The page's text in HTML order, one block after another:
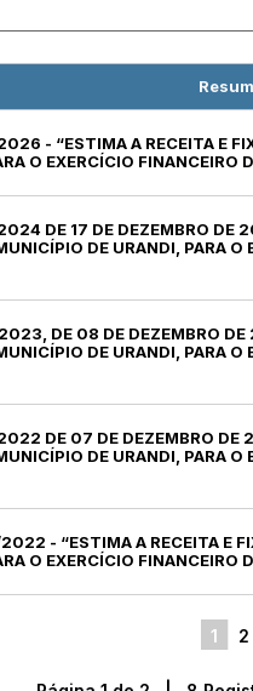
- “ESTIMA A RECEITA E
O EXERCÍCIO FINANCEIRO
DE 17 DE DEZEMBRO DE
DE URANDI, PARA
DE 08 DE DEZEMBRO DE
DE URANDI, PARA
DE 07 DE DEZEMBRO DE
DE URANDI, PARA
- “ESTIMA A RECEITA E
O EXERCÍCIO FINANCEIRO
1 2